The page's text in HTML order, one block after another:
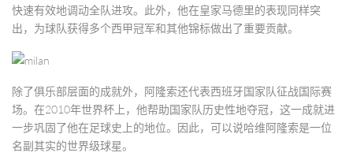
快速有效地调动全队进攻。此外，他在皇家马德里的表现同样突
出，为球队获得多个西甲冠军和其他锦标做出了重要贡献。
除了俱乐部层面的成就外，阿隆索还代表西班牙国家队征战国际赛
场。在2010年世界杯上，他帮助国家队历史性地夺冠，这一成就进
一步巩固了他在足球史上的地位。因此，可以说哈维阿隆索是一位
名副其实的世界级球星。